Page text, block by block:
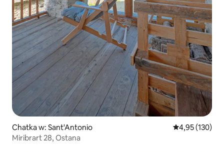
Chatka w: Sant'Antonio Średnia
4,95 (130)
Miribrart 28, Ostana